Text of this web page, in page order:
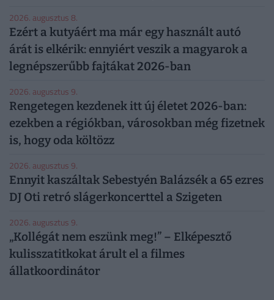
2026. augusztus 8.
Ezért a kutyáért ma már egy használt autó
árát is elkérik: ennyiért veszik a magyarok a
legnépszerűbb fajtákat 2026-ban
2026. augusztus 9.
Rengetegen kezdenek itt új életet 2026-ban:
ezekben a régiókban, városokban még fizetnek
is, hogy oda költözz
2026. augusztus 9.
Ennyit kaszáltak Sebestyén Balázsék a 65 ezres
DJ Oti retró slágerkoncerttel a Szigeten
2026. augusztus 9.
„Kollégát nem eszünk meg!” – Elképesztő
kulisszatitkokat árult el a filmes
állatkoordinátor